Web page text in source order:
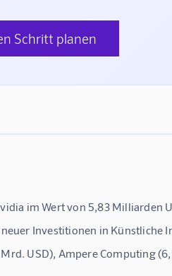
Schritt planen
im Wert von 5,83 Milliarden
Investitionen in Künstliche
USD), Ampere Computing